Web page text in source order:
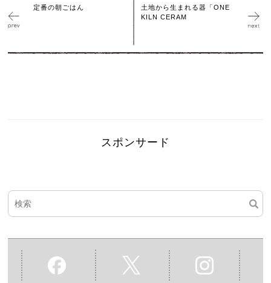
定番の朝ごはん
土地から生まれる器「ONE
KILN CERAM
スポンサード